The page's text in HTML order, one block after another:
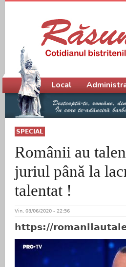
SPECIAL
Românii au
juriul până la
talentat !
Vin, 03/06/2020 - 22:56
https://
Meniu principal
Local